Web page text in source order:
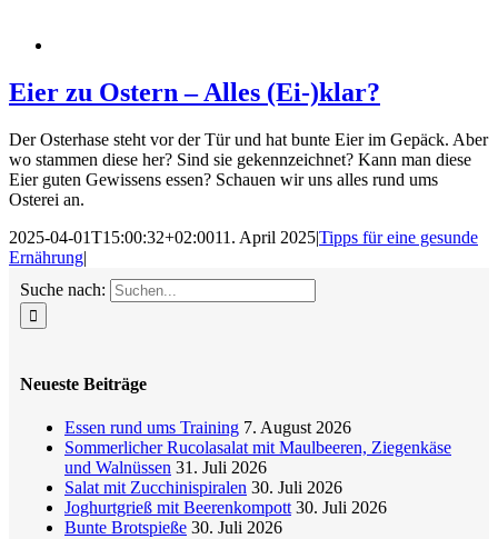
Eier zu Ostern – Alles (Ei-)klar?
Der Osterhase steht vor der Tür und hat bunte Eier im Gepäck. Aber
wo stammen diese her? Sind sie gekennzeichnet? Kann man diese
Eier guten Gewissens essen? Schauen wir uns alles rund ums
Osterei an.
2025-04-01T15:00:32+02:0011. April 2025|Tipps für eine gesunde
Ernährung|
Suche nach:
Neueste Beiträge
Essen rund ums Training 7. August 2026
Sommerlicher Rucolasalat mit Maulbeeren, Ziegenkäse
und Walnüssen 31. Juli 2026
Salat mit Zucchinispiralen 30. Juli 2026
Joghurtgrieß mit Beerenkompott 30. Juli 2026
Bunte Brotspieße 30. Juli 2026